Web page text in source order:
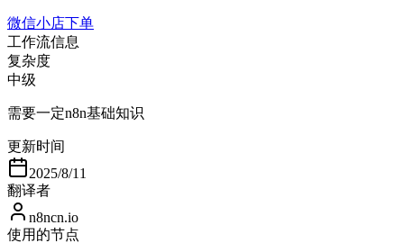
微信小店下单
工作流信息
复杂度
中级
需要一定n8n基础知识
更新时间
2025/8/11
翻译者
n8ncn.io
使用的节点